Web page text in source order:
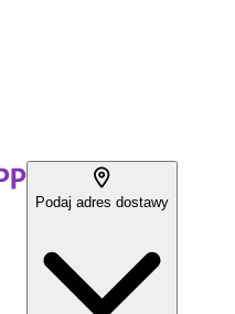
Podaj adres dostawy